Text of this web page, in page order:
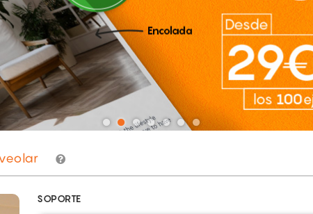
SOPORTE